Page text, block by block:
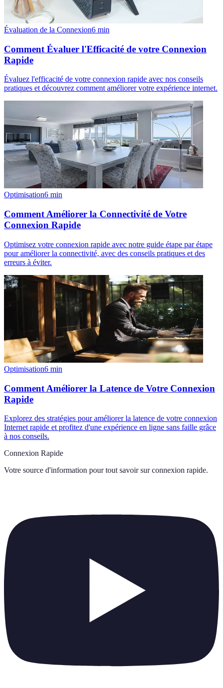
Évaluation de la Connexion6 min
Comment Évaluer l'Efficacité de votre Connexion
Rapide
Évaluez l'efficacité de votre connexion rapide avec nos conseils
pratiques et découvrez comment améliorer votre expérience internet.
Optimisation6 min
Comment Améliorer la Connectivité de Votre
Connexion Rapide
Optimisez votre connexion rapide avec notre guide étape par étape
pour améliorer la connectivité, avec des conseils pratiques et des
erreurs à éviter.
Optimisation6 min
Comment Améliorer la Latence de Votre Connexion
Rapide
Explorez des stratégies pour améliorer la latence de votre connexion
Internet rapide et profitez d'une expérience en ligne sans faille grâce
à nos conseils.
Connexion Rapide
Votre source d'information pour tout savoir sur connexion rapide.